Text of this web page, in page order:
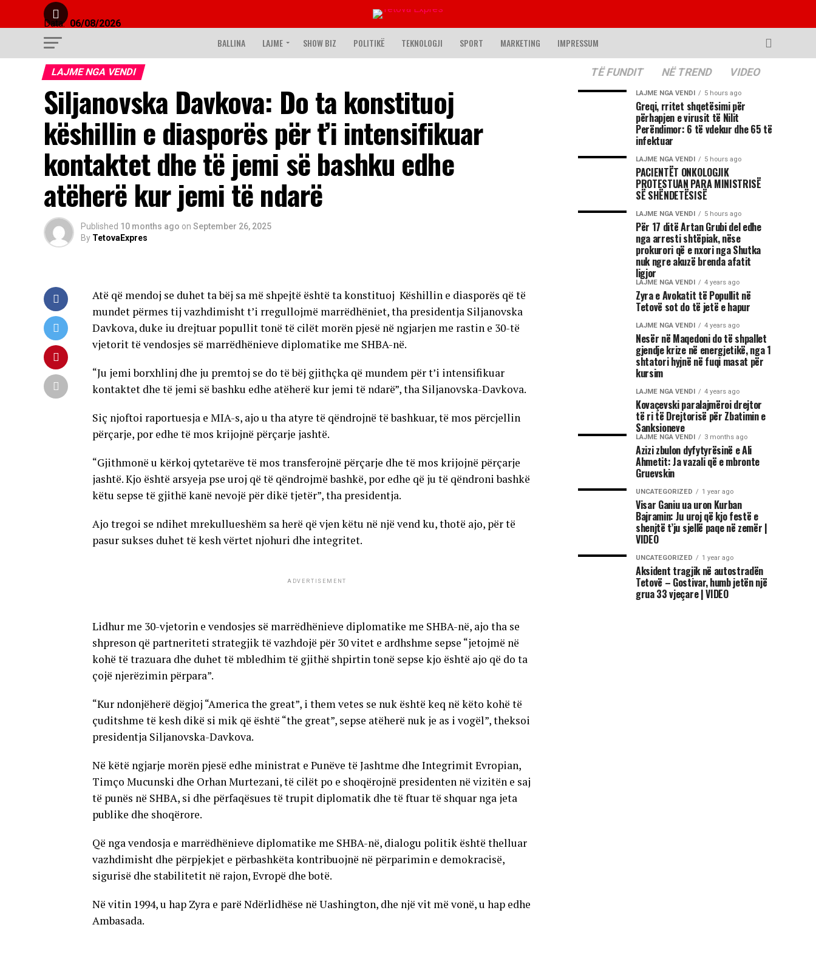
Data: 06/08/2026
BALLINA LAJME SHOW BIZ POLITIKË TEKNOLOGJI SPORT MARKETING IMPRESSUM
LAJME NGA VENDI
Siljanovska Davkova: Do ta konstituoj
këshillin e diasporës për t’i intensifikuar
kontaktet dhe të jemi së bashku edhe
atëherë kur jemi të ndarë
Published 10 months ago on September 26, 2025
By TetovaExpres
Atë që mendoj se duhet ta bëj sa më shpejtë është ta konstituoj Këshillin e diasporës që të
mundet përmes tij vazhdimisht t’i rregullojmë marrëdhëniet, tha presidentja Siljanovska
Davkova, duke iu drejtuar popullit tonë të cilët morën pjesë në ngjarjen me rastin e 30-të
vjetorit të vendosjes së marrëdhënieve diplomatike me SHBA-në.
“Ju jemi borxhlinj dhe ju premtoj se do të bëj gjithçka që mundem për t’i intensifikuar
kontaktet dhe të jemi së bashku edhe atëherë kur jemi të ndarë”, tha Siljanovska-Davkova.
Siç njoftoi raportuesja e MIA-s, ajo u tha atyre të qëndrojnë të bashkuar, të mos përcjellin
përçarje, por edhe të mos krijojnë përçarje jashtë.
“Gjithmonë u kërkoj qytetarëve të mos transferojnë përçarje dhe të mos krijojnë përçarje
jashtë. Kjo është arsyeja pse uroj që të qëndrojmë bashkë, por edhe që ju të qëndroni bashkë
këtu sepse të gjithë kanë nevojë për dikë tjetër”, tha presidentja.
Ajo tregoi se ndihet mrekullueshëm sa herë që vjen këtu në një vend ku, thotë ajo, për të
pasur sukses duhet të kesh vërtet njohuri dhe integritet.
ADVERTISEMENT
Lidhur me 30-vjetorin e vendosjes së marrëdhënieve diplomatike me SHBA-në, ajo tha se
shpreson që partneriteti strategjik të vazhdojë për 30 vitet e ardhshme sepse “jetojmë në
kohë të trazuara dhe duhet të mbledhim të gjithë shpirtin tonë sepse kjo është ajo që do ta
çojë njerëzimin përpara”.
“Kur ndonjëherë dëgjoj “America the great”, i them vetes se nuk është keq në këto kohë të
çuditshme të kesh dikë si mik që është “the great”, sepse atëherë nuk je as i vogël”, theksoi
presidentja Siljanovska-Davkova.
Në këtë ngjarje morën pjesë edhe ministrat e Punëve të Jashtme dhe Integrimit Evropian,
Timço Mucunski dhe Orhan Murtezani, të cilët po e shoqërojnë presidenten në vizitën e saj
të punës në SHBA, si dhe përfaqësues të trupit diplomatik dhe të ftuar të shquar nga jeta
publike dhe shoqërore.
Që nga vendosja e marrëdhënieve diplomatike me SHBA-në, dialogu politik është thelluar
vazhdimisht dhe përpjekjet e përbashkëta kontribuojnë në përparimin e demokracisë,
sigurisë dhe stabilitetit në rajon, Evropë dhe botë.
Në vitin 1994, u hap Zyra e parë Ndërlidhëse në Uashington, dhe një vit më vonë, u hap edhe
Ambasada.
TË FUNDIT NË TREND VIDEO
LAJME NGA VENDI 5 hours ago
Greqi, rritet shqetësimi për
përhapjen e virusit të Nilit
Perëndimor: 6 të vdekur dhe 65 të
infektuar
LAJME NGA VENDI 5 hours ago
PACIENTËT ONKOLOGJIK
PROTESTUAN PARA MINISTRISË
SË SHËNDETËSISË
LAJME NGA VENDI 5 hours ago
Për 17 ditë Artan Grubi del edhe
nga arresti shtëpiak, nëse
prokurori që e nxori nga Shutka
nuk ngre akuzë brenda afatit
ligjor
LAJME NGA VENDI 4 years ago
Zyra e Avokatit të Popullit në
Tetovë sot do të jetë e hapur
LAJME NGA VENDI 4 years ago
Nesër në Maqedoni do të shpallet
gjendje krize në energjetikë, nga 1
shtatori hyjnë në fuqi masat për
kursim
LAJME NGA VENDI 4 years ago
Kovaçevski paralajmëroi drejtor
të ri të Drejtorisë për Zbatimin e
Sanksioneve
LAJME NGA VENDI 3 months ago
Azizi zbulon dyfytyrësinë e Ali
Ahmetit: Ja vazali që e mbronte
Gruevskin
UNCATEGORIZED 1 year ago
Visar Ganiu ua uron Kurban
Bajramin: Ju uroj që kjo festë e
shenjtë t’ju sjellë paqe në zemër |
VIDEO
UNCATEGORIZED 1 year ago
Aksident tragjik në autostradën
Tetovë – Gostivar, humb jetën një
grua 33 vjeçare | VIDEO